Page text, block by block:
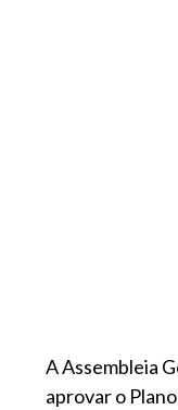
A Assembleia
aprovar o